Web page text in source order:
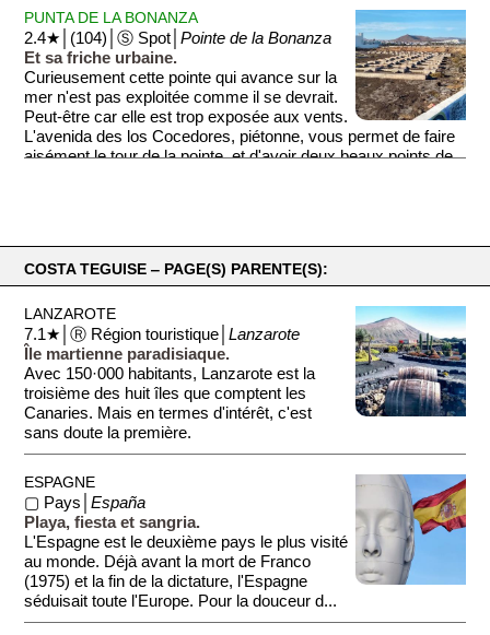
PUNTA DE LA BONANZA
2.4★│(104)│Ⓢ Spot│Pointe de la Bonanza
Et sa friche urbaine.
Curieusement cette pointe qui avance sur la
mer n'est pas exploitée comme il se devrait.
Peut-être car elle est trop exposée aux vents.
L'avenida des los Cocedores, piétonne, vous permet de faire
aisément le tour de la pointe, et d'avoir deux beaux points de
vous avez des informations sur cette zone, merci de nous les
COSTA TEGUISE ‒ PAGE(S) PARENTE(S):
LANZAROTE
7.1★│Ⓡ Région touristique│Lanzarote
Île martienne paradisiaque.
Avec 150·000 habitants, Lanzarote est la
troisième des huit îles que comptent les
Canaries. Mais en termes d'intérêt, c'est
sans doute la première.
ESPAGNE
▢ Pays│España
Playa, fiesta et sangria.
L'Espagne est le deuxième pays le plus visité
au monde. Déjà avant la mort de Franco
(1975) et la fin de la dictature, l'Espagne
séduisait toute l'Europe. Pour la douceur d...